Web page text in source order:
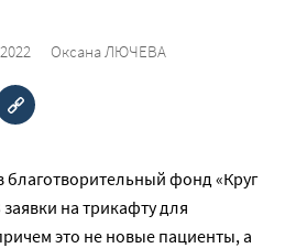
Оксана ЛЮЧЕВА
фонд «Круг
на трикафту для
это не новые пациенты, а